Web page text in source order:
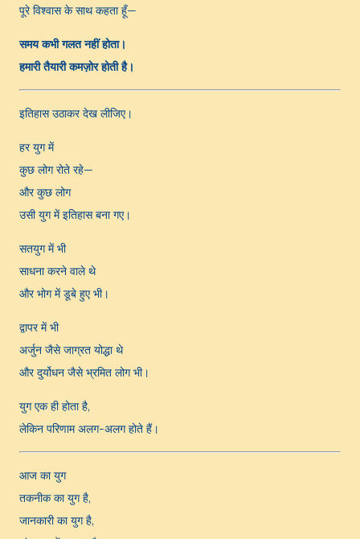
पूरे विश्वास के साथ कहता हूँ—
समय कभी गलत नहीं होता।
हमारी तैयारी कमज़ोर होती है।
इतिहास उठाकर देख लीजिए।
हर युग में
कुछ लोग रोते रहे—
और कुछ लोग
उसी युग में इतिहास बना गए।
सतयुग में भी
साधना करने वाले थे
और भोग में डूबे हुए भी।
द्वापर में भी
अर्जुन जैसे जाग्रत योद्धा थे
और दुर्योधन जैसे भ्रमित लोग भी।
युग एक ही होता है,
लेकिन परिणाम अलग-अलग होते हैं।
आज का युग
तकनीक का युग है,
जानकारी का युग है,